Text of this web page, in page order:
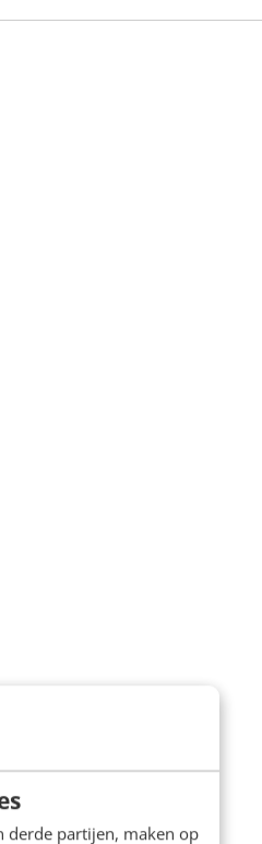
derde partijen, maken op